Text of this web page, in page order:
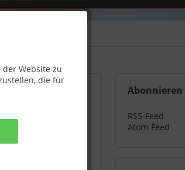
Website zu
die für
Abonnieren
RSS-Feed
Atom-Feed